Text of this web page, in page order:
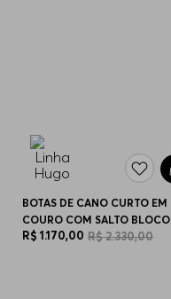
BOTAS DE CANO CURTO EM
COURO COM SALTO BLOCO
R$ 1.170,00 R$2.330,00